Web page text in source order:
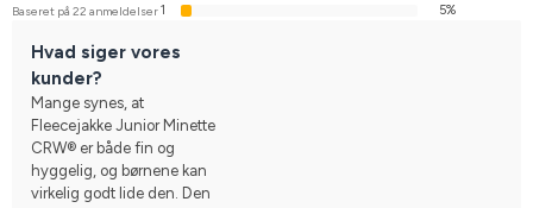
Baseret på 22 anmeldelser1
5%
Hvad siger vores
kunder?
Mange synes, at
Fleecejakke Junior Minette
CRW® er både fin og
hyggelig, og børnene kan
virkelig godt lide den. Den